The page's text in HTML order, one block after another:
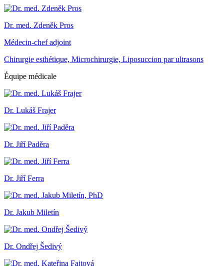
Dr. med. Zdeněk Pros
Médecin-chef adjoint
Chirurgie esthétique, Microchirurgie, Liposuccion par ultrasons
Équipe médicale
Dr. Lukáš Frajer
Dr. Jiří Paděra
Dr. Jiří Ferra
Dr. Jakub Miletín
Dr. Ondřej Šedivý